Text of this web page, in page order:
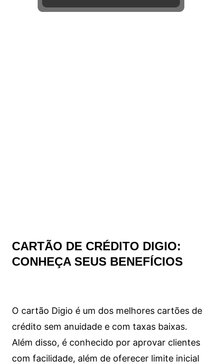
CARTÃO DE CRÉDITO DIGIO:
CONHEÇA SEUS BENEFÍCIOS
O cartão Digio é um dos melhores cartões de
crédito sem anuidade e com taxas baixas.
Além disso, é conhecido por aprovar clientes
com facilidade, além de oferecer limite inicial